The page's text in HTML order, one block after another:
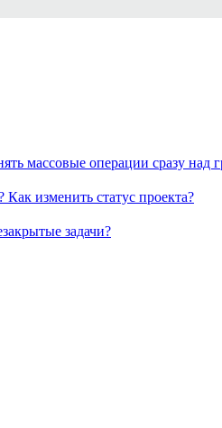
массовые операции сразу над
изменить статус проекта?
задачи?